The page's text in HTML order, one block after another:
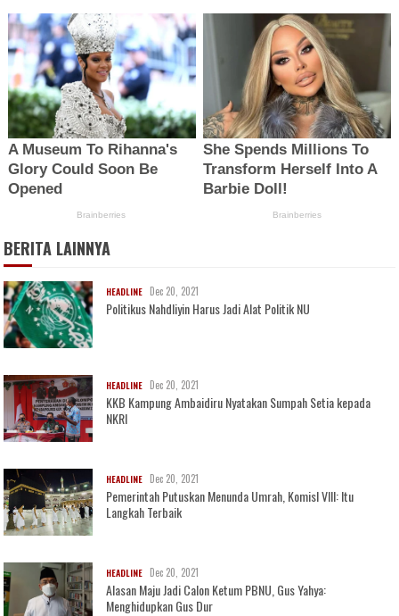
BERITA LAINNYA
HEADLINE Dec 20, 2021
Politikus Nahdliyin Harus Jadi Alat Politik NU
HEADLINE Dec 20, 2021
KKB Kampung Ambaidiru Nyatakan Sumpah Setia kepada
NKRI
HEADLINE Dec 20, 2021
Pemerintah Putuskan Menunda Umrah, KomisI VIII: Itu
Langkah Terbaik
HEADLINE Dec 20, 2021
Alasan Maju Jadi Calon Ketum PBNU, Gus Yahya:
Menghidupkan Gus Dur